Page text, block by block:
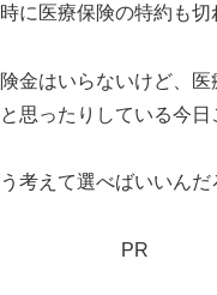
に医療保険の特約も切
金はいらないけど、医
思ったりしている今日
考えて選べばいいんだ
PR